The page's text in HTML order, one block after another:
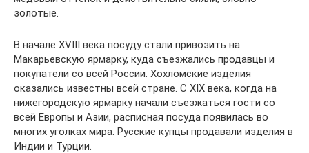
золотые.
В начале XVIII века посуду стали привозить на
Макарьевскую ярмарку, куда съезжались продавцы и
покупатели со всей России. Хохломские изделия
оказались известны всей стране. С XIX века, когда на
нижегородскую ярмарку начали съезжаться гости со
всей Европы и Азии, расписная посуда появилась во
многих уголках мира. Русские купцы продавали изделия в
Индии и Турции.